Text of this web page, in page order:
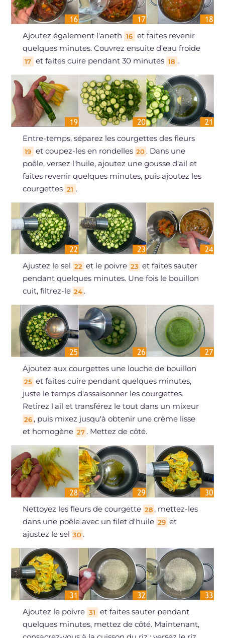
Ajoutez également l'aneth 16 et faites revenir
quelques minutes. Couvrez ensuite d'eau froide
17 et faites cuire pendant 30 minutes 18 .
Entre-temps, séparez les courgettes des fleurs
19 et coupez-les en rondelles 20 . Dans une
poêle, versez l'huile, ajoutez une gousse d'ail et
faites revenir quelques minutes, puis ajoutez les
courgettes 21 .
Ajustez le sel 22 et le poivre 23 et faites sauter
pendant quelques minutes. Une fois le bouillon
cuit, filtrez-le 24 .
Ajoutez aux courgettes une louche de bouillon
25 et faites cuire pendant quelques minutes,
juste le temps d'assaisonner les courgettes.
Retirez l'ail et transférez le tout dans un mixeur
26 , puis mixez jusqu'à obtenir une crème lisse
et homogène 27 . Mettez de côté.
Nettoyez les fleurs de courgette 28 , mettez-les
dans une poêle avec un filet d'huile 29 et
ajustez le sel 30 .
Ajoutez le poivre 31
et faites sauter pendant
quelques minutes, mettez de côté. Maintenant,